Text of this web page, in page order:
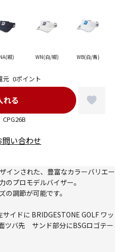
CPG26B
元 0ポイント
NA(紺) WN(白/紺) WB(白/青)
い合わせ
インされた、豊富なカラーバリエー
のプロモデルバイザー。
調節が可能です。
イドに BRIDGESTONE GOLF ワッ
ツバ先 サンド部分にBSGロゴテー